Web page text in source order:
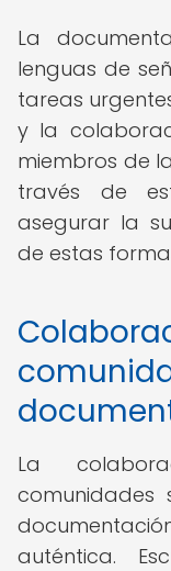
La
lenguas de
tareas
y la
miembros de
través de
asegurar la
de estas
La
comunidades
auténtica.